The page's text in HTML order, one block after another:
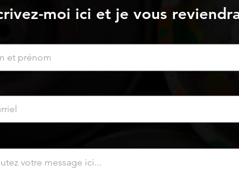
moi ici et je vous